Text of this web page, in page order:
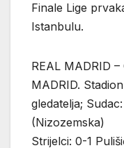
Finale Lige
Istanbulu.
REAL MADRID –
MADRID.
gledatelja;
(Nizozemska)
Strijelci: 0-1